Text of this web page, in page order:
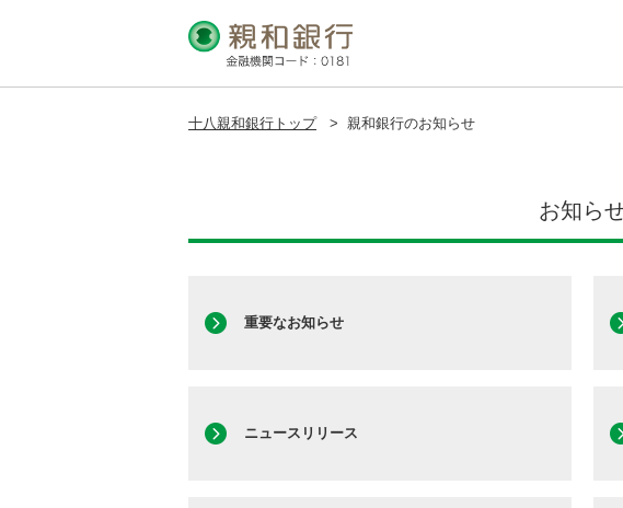
十八親和銀行トップ > 親和銀行のお知らせ
お知ら
重要なお知らせ
ニュースリリース